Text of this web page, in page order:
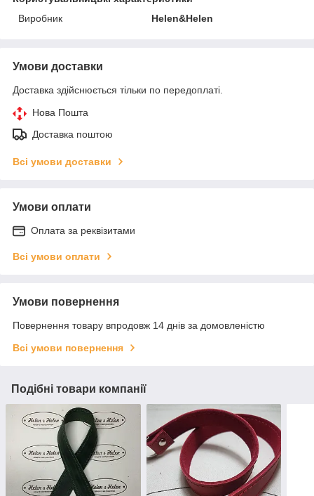
Виробник
Helen&Helen
Умови доставки
Доставка здійснюється тільки по передоплаті.
Нова Пошта
Доставка поштою
Всі умови доставки
Умови оплати
Оплата за реквізитами
Всі умови оплати
Умови повернення
Повернення товару впродовж 14 днів за домовленістю
Всі умови повернення
Подібні товари компанії